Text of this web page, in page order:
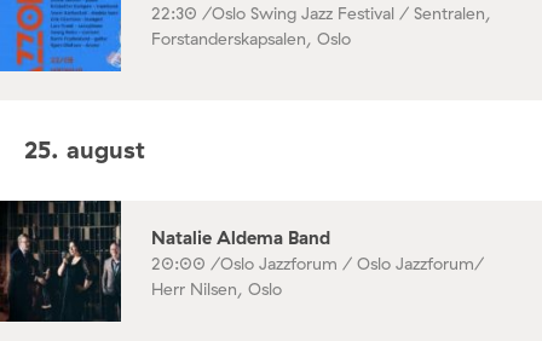
22:30 /Oslo Swing Jazz Festival / Sentralen,
Forstanderskapsalen, Oslo
25. august
Natalie Aldema Band
20:00 /Oslo Jazzforum / Oslo Jazzforum/
Herr Nilsen, Oslo